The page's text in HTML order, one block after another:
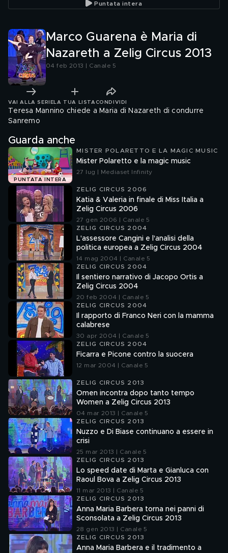
Puntata intera
Marco Guarena è Maria di
Nazareth a Zelig Circus 2013
04 feb 2013 | Canale 5
VAI ALLA SERIE LA TUA LISTA CONDIVIDI
Teresa Mannino chiede a Maria di Nazareth di condurre
Sanremo
Guarda anche
PUNTATA INTERA
MISTER POLARETTO E LA MAGIC MUSIC
Mister Polaretto e la magic music
27 lug | Mediaset Infinity
ZELIG CIRCUS 2006
Katia & Valeria in finale di Miss Italia a
Zelig Circus 2006
27 gen 2006 | Canale 5
ZELIG CIRCUS 2004
L'assessore Cangini e l'analisi della
politica europea a Zelig Circus 2004
14 mag 2004 | Canale 5
ZELIG CIRCUS 2004
Il sentiero narrativo di Jacopo Ortis a
Zelig Circus 2004
20 feb 2004 | Canale 5
ZELIG CIRCUS 2004
Il rapporto di Franco Neri con la mamma
calabrese
30 apr 2004 | Canale 5
ZELIG CIRCUS 2004
Ficarra e Picone contro la suocera
12 mar 2004 | Canale 5
ZELIG CIRCUS 2013
Omen incontra dopo tanto tempo
Women a Zelig Circus 2013
04 mar 2013 | Canale 5
ZELIG CIRCUS 2013
Nuzzo e Di Biase continuano a essere in
crisi
25 mar 2013 | Canale 5
ZELIG CIRCUS 2013
Lo speed date di Marta e Gianluca con
Raoul Bova a Zelig Circus 2013
11 mar 2013 | Canale 5
ZELIG CIRCUS 2013
Anna Maria Barbera torna nei panni di
Sconsolata a Zelig Circus 2013
28 gen 2013 | Canale 5
ZELIG CIRCUS 2013
Anna Maria Barbera e il tradimento a